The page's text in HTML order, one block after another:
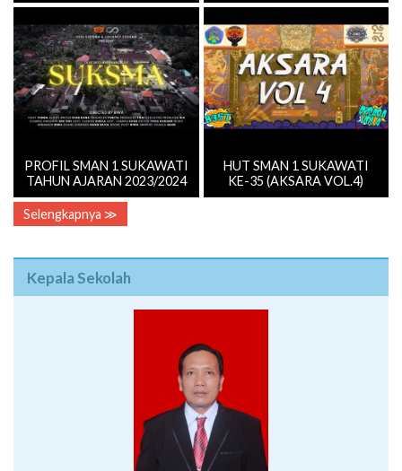
PROFIL SMAN 1 SUKAWATI
TAHUN AJARAN 2023/2024
HUT SMAN 1 SUKAWATI
KE-35 (AKSARA VOL.4)
Selengkapnya ≫
Kepala Sekolah